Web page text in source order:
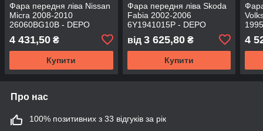
Фара передня ліва Nissan
Micra 2008-2010
26060BG10B - DEPO
4 431,50 ₴
Купити
Фара передня ліва Skoda
Fabia 2002-2006
6Y1941015P - DEPO
від 3 625,80₴
Купити
4
Про нас
100% позитивних з 33 відгуків за рік